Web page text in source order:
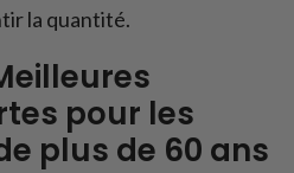
la quantité.
pour les
plus de 60 ans